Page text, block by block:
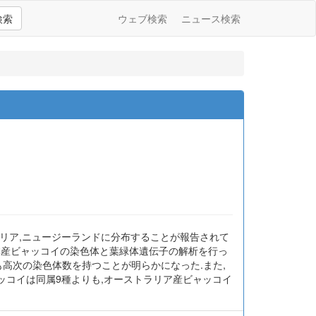
索 ウェブ検索 ニュース検索
ア,ニュージーランドに分布することが報告されて
ビャッコイの染色体と葉緑体遺伝子の解析を行っ
次の染色体数を持つことが明らかになった.また,
イは同属9種よりも,オーストラリア産ビャッコイ